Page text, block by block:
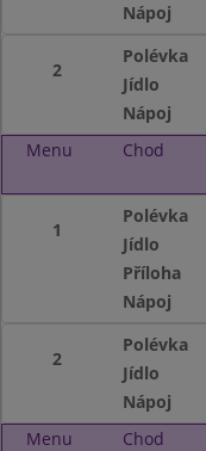
Nápoj
2
Polévka
Jídlo
Nápoj
Menu
Chod
1
Polévka
Jídlo
Příloha
Nápoj
2
Polévka
Jídlo
Nápoj
Menu
Chod